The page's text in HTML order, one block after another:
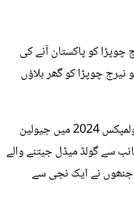
چوپڑا کو پاکستان آنے کی
چوپڑا کو گھر بلاؤں
یہ کہنا ہے حال ہی میں پیرس اولمپکس 2024 میں جیولین
سے گولڈ میڈل جیتنے والے
جنھوں نے ایک نجی سے